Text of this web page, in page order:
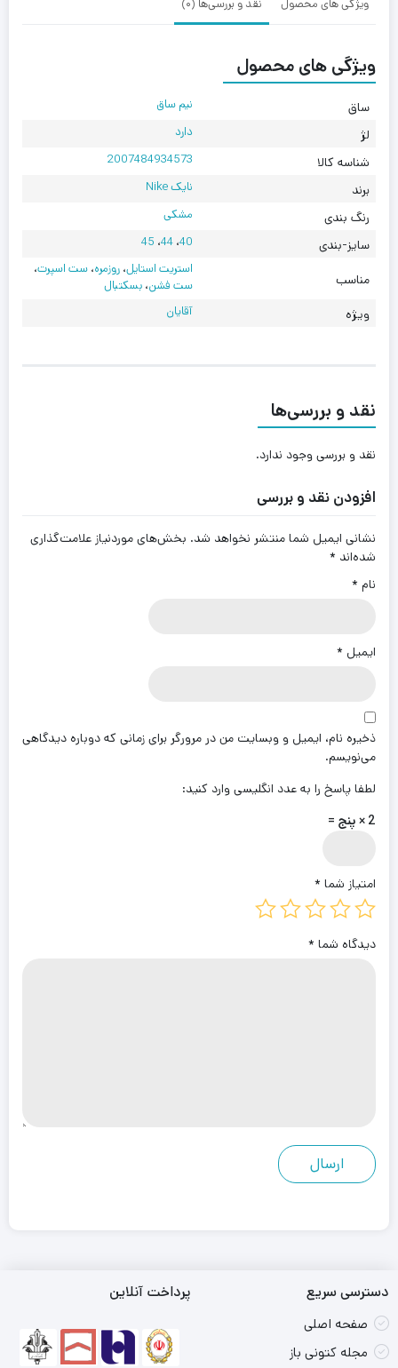
ویژگی های محصول نقد و بررسی‌ها (0)
ویژگی های محصول
ساق نیم ساق
لژ دارد
شناسه کالا 2007484934573
برند نایک Nike
رنگ بندی مشکی
سایز-بندی 40،44، 45
مناسب
استریت استایل،روزمره،ست اسپرت،
ست فشن،بسکتبال
ویژه آقایان
نقد و بررسی‌ها
نقد و بررسی وجود ندارد.
افزودن نقد و بررسی
نشانی ایمیل شما منتشر نخواهد شد. بخش‌های موردنیاز علامت‌گذاری
شده‌اند *
نام *
ایمیل *
ذخیره نام، ایمیل و وبسایت من در مرورگر برای زمانی که دوباره دیدگاهی
می‌نویسم.
لطفا پاسخ را به عدد انگلیسی وارد کنید:
2 × پنج =
امتیاز شما *
دیدگاه شما *
دسترسی سریع
صفحه اصلی
مجله کتونی باز
پرداخت آنلاین